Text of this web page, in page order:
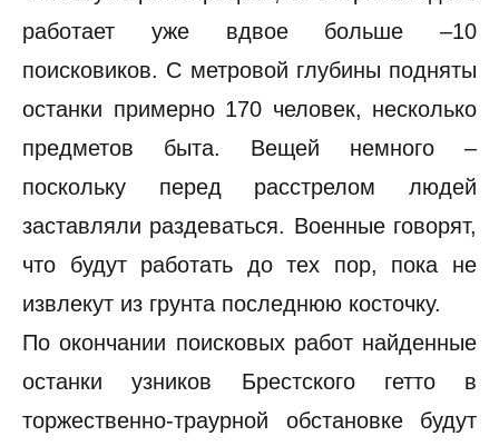
работает уже вдвое больше –10
поисковиков. С метровой глубины подняты
останки примерно 170 человек, несколько
предметов быта. Вещей немного –
поскольку перед расстрелом людей
заставляли раздеваться. Военные говорят,
что будут работать до тех пор, пока не
извлекут из грунта последнюю косточку.
По окончании поисковых работ найденные
останки узников Брестского гетто в
торжественно-траурной обстановке будут